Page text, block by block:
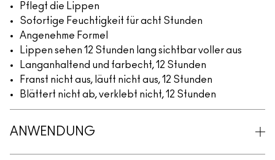
Pflegt die Lippen
Sofortige Feuchtigkeit für acht Stunden
Angenehme Formel
Lippen sehen 12 Stunden lang sichtbar voller aus
Langanhaltend und farbecht, 12 Stunden
Franst nicht aus, läuft nicht aus, 12 Stunden
Blättert nicht ab, verklebt nicht, 12 Stunden
ANWENDUNG